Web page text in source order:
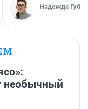
Надежда
необычный